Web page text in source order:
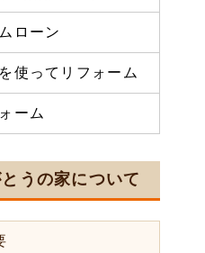
ローン
使ってリフォーム
ーム
うの家について